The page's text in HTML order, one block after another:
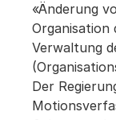
«Änderung
Organisation
Verwaltung
Der